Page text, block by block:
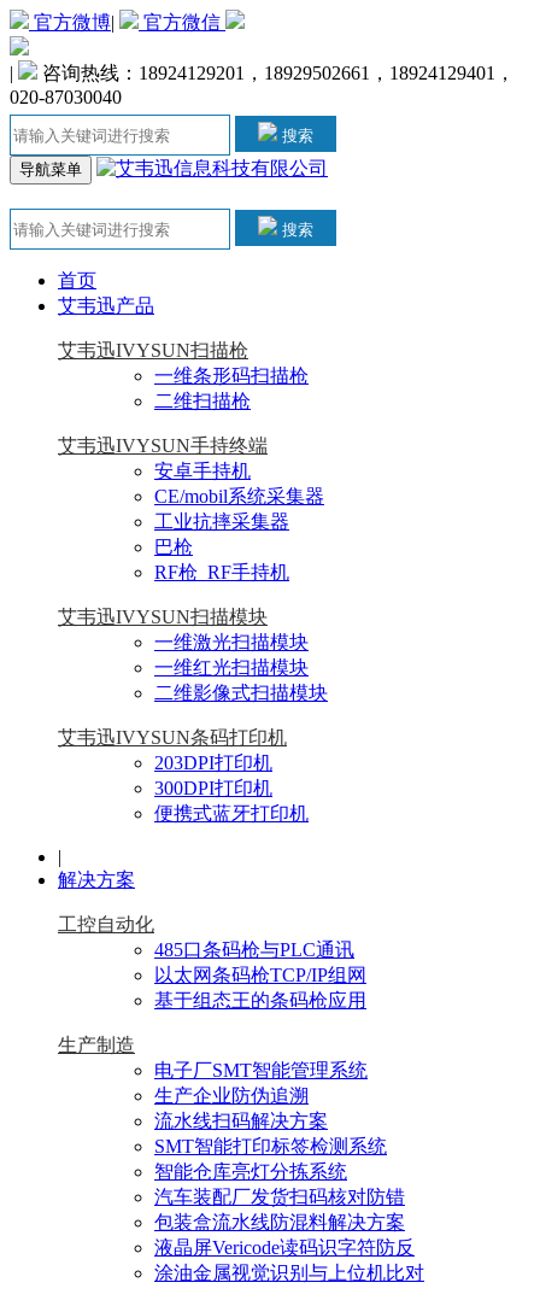
官方微博| 官方微信
|
咨询热线：18924129201，18929502661，18924129401，
020-87030040
搜索
导航菜单
搜索
首页
艾韦迅产品
艾韦迅IVYSUN扫描枪
一维条形码扫描枪
二维扫描枪
艾韦迅IVYSUN手持终端
安卓手持机
CE/mobil系统采集器
工业抗摔采集器
巴枪
RF枪_RF手持机
艾韦迅IVYSUN扫描模块
一维激光扫描模块
一维红光扫描模块
二维影像式扫描模块
艾韦迅IVYSUN条码打印机
203DPI打印机
300DPI打印机
便携式蓝牙打印机
|
解决方案
工控自动化
485口条码枪与PLC通讯
以太网条码枪TCP/IP组网
基于组态王的条码枪应用
生产制造
电子厂SMT智能管理系统
生产企业防伪追溯
流水线扫码解决方案
SMT智能打印标签检测系统
智能仓库亮灯分拣系统
汽车装配厂发货扫码核对防错
包装盒流水线防混料解决方案
液晶屏Vericode读码识字符防反
涂油金属视觉识别与上位机比对